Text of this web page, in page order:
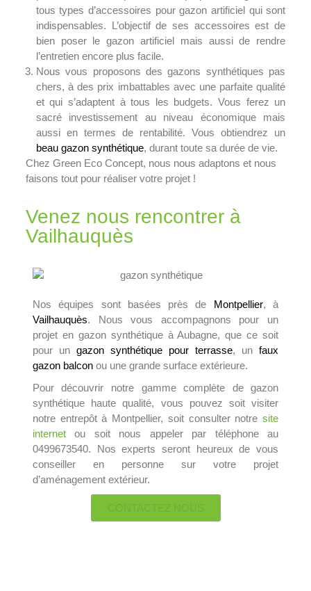
tous types d’accessoires pour gazon artificiel qui sont
indispensables. L’objectif de ses accessoires est de
bien poser le gazon artificiel mais aussi de rendre
l’entretien encore plus facile.
Nous vous proposons des gazons synthétiques pas
chers, à des prix imbattables avec une parfaite qualité
et qui s’adaptent à tous les budgets. Vous ferez un
sacré investissement au niveau économique mais
aussi en termes de rentabilité. Vous obtiendrez un
beau gazon synthétique, durant toute sa durée de vie.
Chez Green Eco Concept, nous nous adaptons et nous
faisons tout pour réaliser votre projet !
Venez nous rencontrer à
Vailhauquès
Nos équipes sont basées près de Montpellier, à
Vailhauquès. Nous vous accompagnons pour un
projet en gazon synthétique à Aubagne, que ce soit
pour un gazon synthétique pour terrasse, unfaux
gazon balconou une grande surface extérieure.
Pour découvrir notre gamme complète de gazon
synthétique haute qualité, vous pouvez soit visiter
notre entrepôt à Montpellier, soit consulter notresite
internetou soit nous appeler par téléphone au
0499673540. Nos experts seront heureux de vous
conseiller en personne sur votre projet
d’aménagement extérieur.